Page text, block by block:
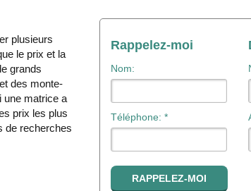
plusieurs
le prix et la
grands
des monte-
une matrice a
prix les plus
de recherches
Rappelez-moi
Nom:
Téléphone: *